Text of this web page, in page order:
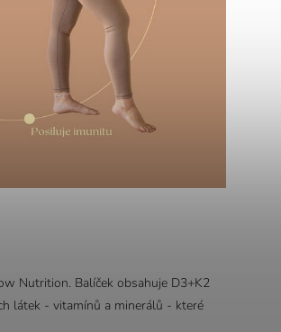
Nutrition. Balíček obsahuje D3+K2
látek - vitamínů a minerálů - které